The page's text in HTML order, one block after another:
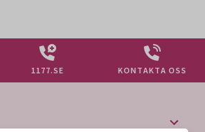
1177.SE KONTAKTA OSS